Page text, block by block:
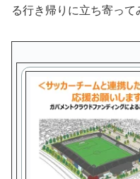
る行き帰りに立ち寄って